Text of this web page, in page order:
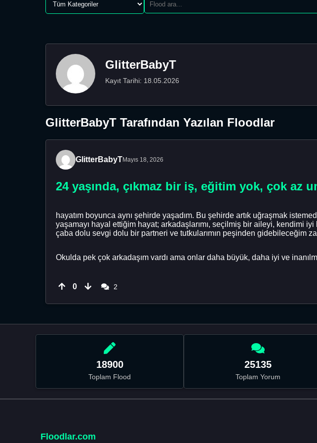
GlitterBabyT
Kayıt Tarihi: 18.05.2026
GlitterBabyT Tarafından Yazılan Floodlar
GlitterBabyTMayıs 18, 2026
24 yaşında, çıkmaz bir iş, eğitim yok, çok az
hayatım boyunca aynı şehirde yaşadım. Bu şehirde artık uğraşmak
yaşamayı hayal ettiğim hayat; arkadaşlarımı, seçilmiş bir aileyi, kendimi
çaba dolu sevgi dolu bir partneri ve tutkularımın peşinden gidebileceğim
Okulda pek çok arkadaşım vardı ama onlar daha büyük, daha iyi ve
0 2
18900
Toplam Flood
25135
Toplam Yorum
Floodlar.com